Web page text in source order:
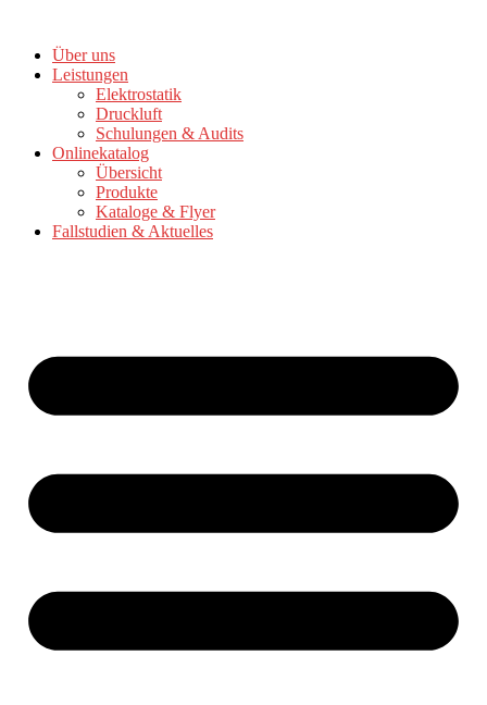
springenÜber uns
Leistungen
Elektrostatik
Druckluft
Schulungen & Audits
Onlinekatalog
Übersicht
Produkte
Kataloge & Flyer
Fallstudien & Aktuelles